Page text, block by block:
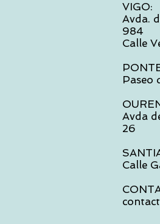
VIGO:
Avda.
984
Calle
Paseo
Avda
26
Calle